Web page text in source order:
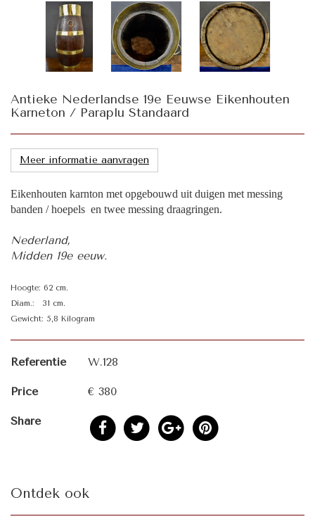
Antieke Nederlandse 19e Eeuwse Eikenhouten
Karneton / Paraplu Standaard
Meer informatie aanvragen
Eikenhouten karnton met opgebouwd uit duigen met messing
banden / hoepels en twee messing draagringen.
Nederland,
Midden 19e eeuw.
Hoogte: 62 cm.
Diam.: 31 cm.
Gewicht: 5,8 Kilogram
Referentie W.128
Price € 380
Share
Ontdek ook